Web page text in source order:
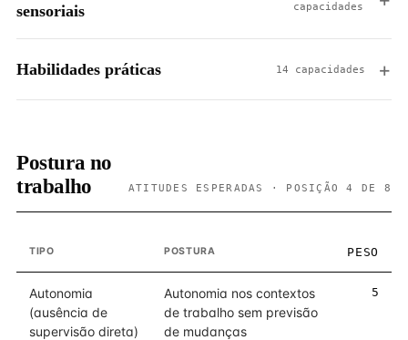
sensoriais
capacidades
Habilidades práticas 14 capacidades
Postura no
trabalho
ATITUDES ESPERADAS · POSIÇÃO 4 DE 8
TIPO POSTURA PESO
Autonomia
(ausência de
supervisão direta)
Autonomia nos contextos
de trabalho sem previsão
de mudanças
5